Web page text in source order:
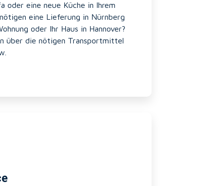
oder eine neue Küche in Ihrem
eine Lieferung in Nürnberg
oder Ihr Haus in Hannover?
über die nötigen Transportmittel